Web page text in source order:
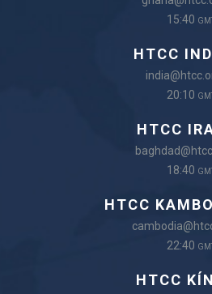
15:40
HTCC
20:10
HTCC
18:40
HTCC
22:40
HTCC